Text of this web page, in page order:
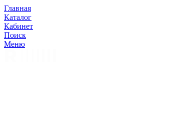
Главная
Каталог
Кабинет
Поиск
Меню